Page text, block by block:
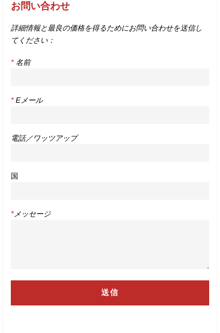
お問い合わせ
詳細情報と最良の価格を得るためにお問い合わせを送信し
てください：
* 名前
* Eメール
電話／ワッツアップ
国
* メッセージ